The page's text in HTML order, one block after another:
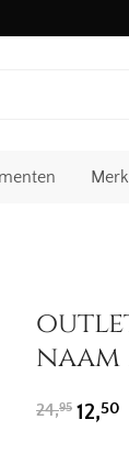
24,95
prijs
12,50